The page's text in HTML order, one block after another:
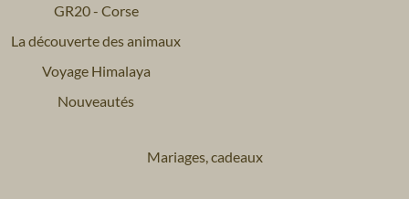
GR20 - Corse
La découverte des animaux
Voyage Himalaya
Nouveautés
Mariages, cadeaux